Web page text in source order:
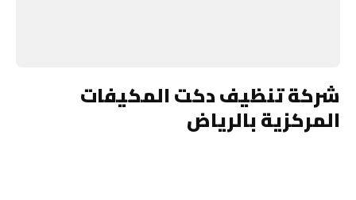
شركة تنظيف دكت المكيفات
المركزية بالرياض